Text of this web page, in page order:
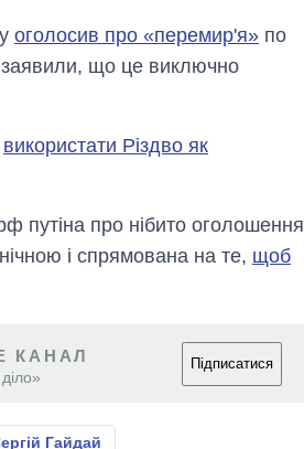
оголосив про «перемир'я» по
заявили, що це виключно
використати Різдво як
путіна про нібито оголошення
і спрямована на те, щоб
КАНАЛ Підписатися
Гайдай